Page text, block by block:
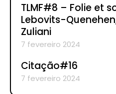
TLMF#8 – Folie et
Lebovits-
Zuliani
7 fevereiro 2024
Citação#16
7 fevereiro 2024